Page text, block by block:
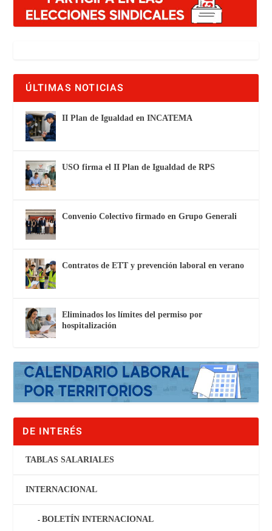
ÚLTIMAS NOTICIAS
II Plan de Igualdad en INCATEMA
USO firma el II Plan de Igualdad de RPS
Convenio Colectivo firmado en Grupo Generali
Contratos de ETT y prevención laboral en verano
Eliminados los límites del permiso por
hospitalización
DE INTERÉS
TABLAS SALARIALES
INTERNACIONAL
BOLETÍN INTERNACIONAL